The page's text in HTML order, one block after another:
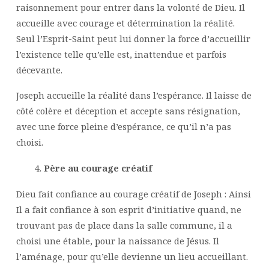
raisonnement pour entrer dans la volonté de Dieu. Il
accueille avec courage et détermination la réalité.
Seul l’Esprit-Saint peut lui donner la force d’accueillir
l’existence telle qu’elle est, inattendue et parfois
décevante.
Joseph accueille la réalité dans l’espérance. Il laisse de
côté colère et déception et accepte sans résignation,
avec une force pleine d’espérance, ce qu’il n’a pas
choisi.
Père au courage créatif
Dieu fait confiance au courage créatif de Joseph : Ainsi
Il a fait confiance à son esprit d’initiative quand, ne
trouvant pas de place dans la salle commune, il a
choisi une étable, pour la naissance de Jésus. Il
l’aménage, pour qu’elle devienne un lieu accueillant.